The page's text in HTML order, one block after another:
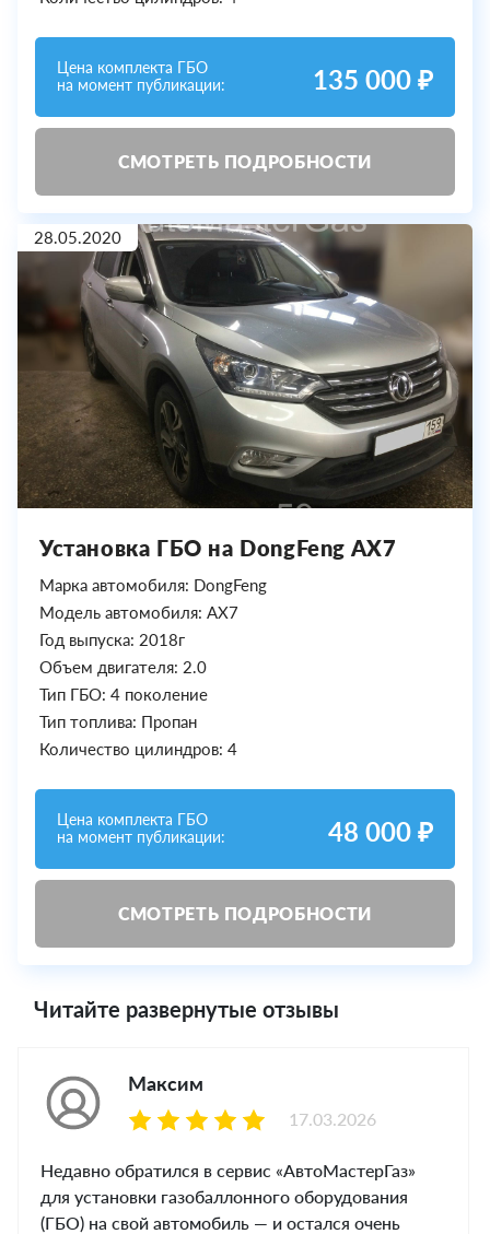
Цена комплекта ГБО
на момент публикации:
135 000 ₽
СМОТРЕТЬ ПОДРОБНОСТИ
28.05.2020
Установка ГБО на DongFeng AX7
Марка автомобиля: DongFeng
Модель автомобиля: AX7
Год выпуска: 2018г
Объем двигателя: 2.0
Тип ГБО: 4 поколение
Тип топлива: Пропан
Количество цилиндров: 4
Цена комплекта ГБО
на момент публикации:
48 000 ₽
СМОТРЕТЬ ПОДРОБНОСТИ
Читайте развернутые отзывы
Максим
Недавно обратился в сервис «АвтоМастерГаз»
для установки газобаллонного оборудования
(ГБО) на свой автомобиль — и остался очень
17.03.2026